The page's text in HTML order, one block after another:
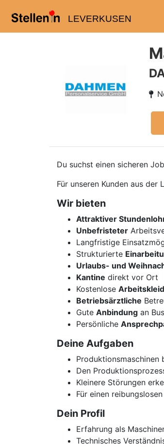
LEVERKUSEN
Du suchst einen sicheren
Für unseren Kunden aus
Wir bieten
Attraktiver
Unbefristeter
Langfristige
Strukturierte
Urlaubs- und
Kantine direkt vor Ort
Kostenlose
Betriebsärztliche
Gute Anbindung an
Persönliche
Deine Aufgaben
Produktionsmaschinen
Den
Kleinere Störungen
Für einen
Dein Profil
Erfahrung als
Technisches